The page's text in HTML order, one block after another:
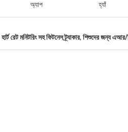
অ্যাপ হ্যাঁ
হার্ট রেট মনিটরিং সহ ফিটনেস ট্র্যাকার, শিশুদের জন্য এআর/